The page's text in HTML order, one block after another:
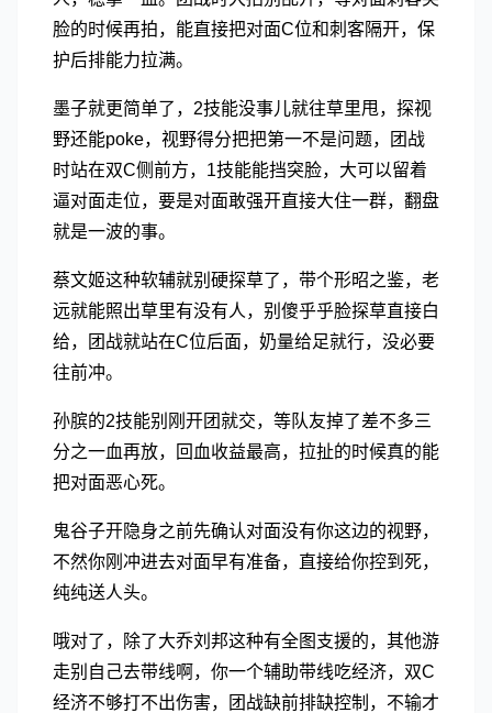
脸的时候再拍，能直接把对面C位和刺客隔开，保
护后排能力拉满。
墨子就更简单了，2技能没事儿就往草里甩，探视
野还能poke，视野得分把把第一不是问题，团战
时站在双C侧前方，1技能能挡突脸，大可以留着
逼对面走位，要是对面敢强开直接大住一群，翻盘
就是一波的事。
蔡文姬这种软辅就别硬探草了，带个形昭之鉴，老
远就能照出草里有没有人，别傻乎乎脸探草直接白
给，团战就站在C位后面，奶量给足就行，没必要
往前冲。
孙膑的2技能别刚开团就交，等队友掉了差不多三
分之一血再放，回血收益最高，拉扯的时候真的能
把对面恶心死。
鬼谷子开隐身之前先确认对面没有你这边的视野，
不然你刚冲进去对面早有准备，直接给你控到死，
纯纯送人头。
哦对了，除了大乔刘邦这种有全图支援的，其他游
走别自己去带线啊，你一个辅助带线吃经济，双C
经济不够打不出伤害，团战缺前排缺控制，不输才